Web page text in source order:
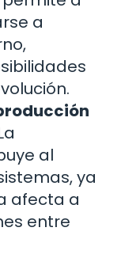
a
al
ya
afecta a
entre